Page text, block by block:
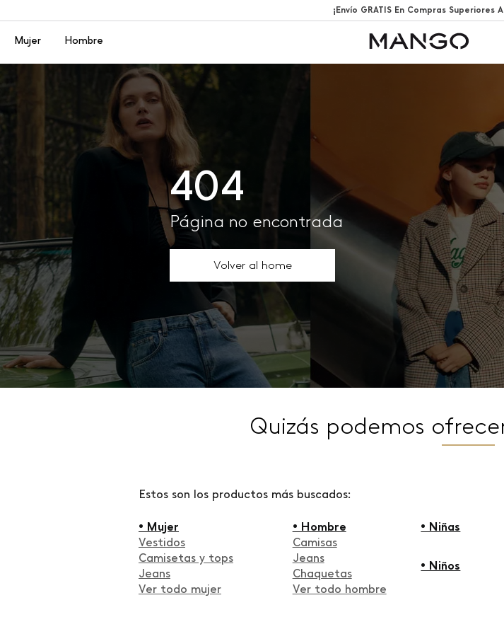
¡Envío GRATIS En Compras
Menú
Mujer Hombre
404
Página no encontrada
Volver al home
Quizás podemos
Estos son los productos más buscados:
• Mujer
Vestidos
Camisetas y tops
Jeans
Ver todo mujer
• Hombre
Camisas
Jeans
Chaquetas
Ver todo hombre
• Niñas
• Niños